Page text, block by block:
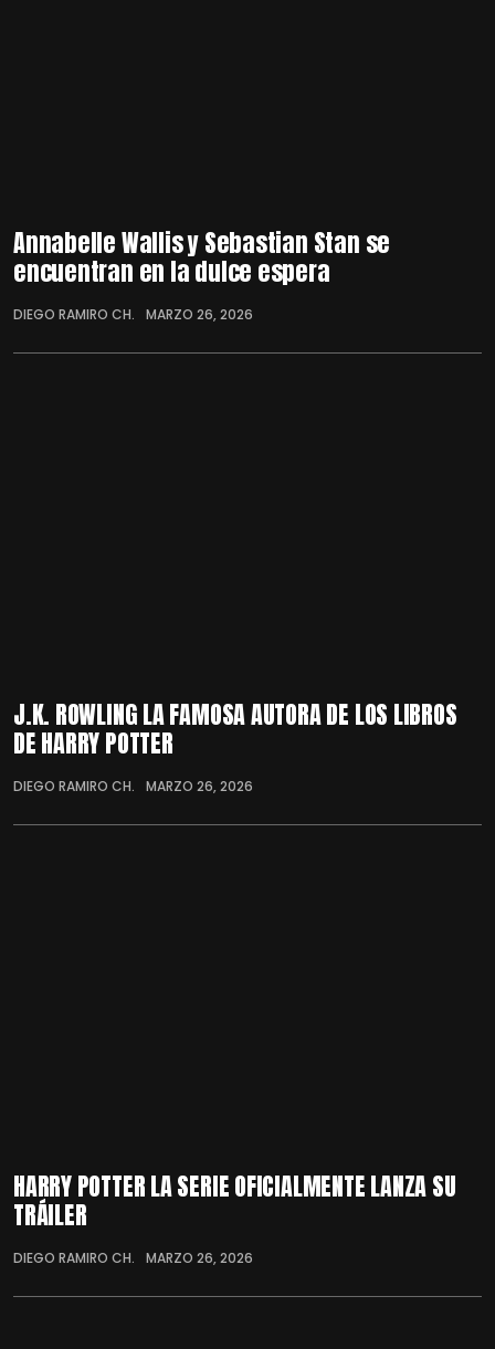
Annabelle Wallis y Sebastian Stan se
encuentran en la dulce espera
DIEGO RAMIRO CH. MARZO 26, 2026
J.K. ROWLING LA FAMOSA AUTORA DE LOS LIBROS
DE HARRY POTTER
DIEGO RAMIRO CH. MARZO 26, 2026
HARRY POTTER LA SERIE OFICIALMENTE LANZA SU
TRÁILER
DIEGO RAMIRO CH. MARZO 26, 2026